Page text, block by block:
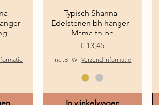
-
-
Snel overzicht
Typisch Shanna -
Edelstenen bh hanger -
Mama to be
Prijs
€ 13,45
incl.BTW |Verzend informatie
In winkelwagen